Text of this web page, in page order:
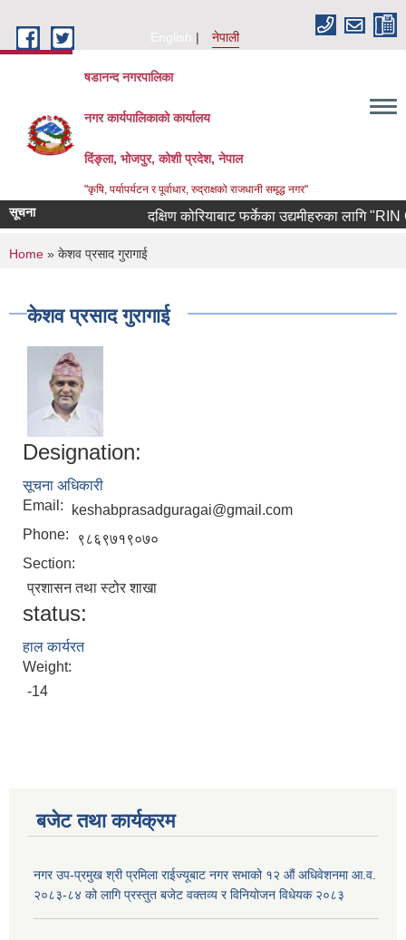
English
नेपाली
षडानन्द नगरपालिका
नगर कार्यपालिकाको कार्यालय
दिंङ्ला, भोजपुर, कोशी प्रदेश, नेपाल
"कृषि, पर्यापर्यटन र पूर्वाधार, रुद्राक्षको राजधानी समृद्ध नगर"
सूचना दक्षिण कोरियाबाट फर्केका उद्यमीहरुका लागि "RIN
You are here
Home » केशव प्रसाद गुरागाई
केशव प्रसाद गुरागाई
Designation:
सूचना अधिकारी
Email:
keshabprasadguragai@gmail.com
Phone:
९८६९७१९०७०
Section:
प्रशासन तथा स्टोर शाखा
status:
हाल कार्यरत
Weight:
-14
बजेट तथा कार्यक्रम
नगर उप-प्रमुख श्री प्रमिला राईज्यूबाट नगर सभाको १२ ‍औं अधिवेशनमा आ.व.
२०८३-८४ को लागि प्रस्तुत बजेट वक्तव्य र विनियोजन विधेयक २०८३